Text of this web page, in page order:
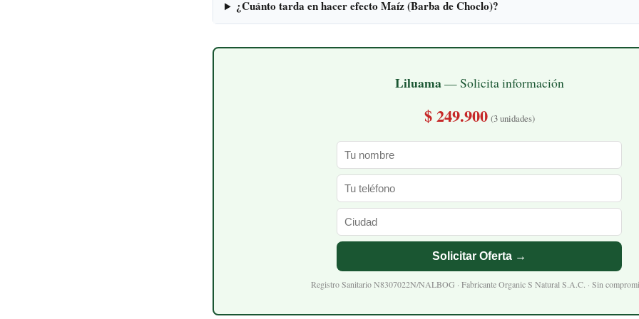
¿Cuánto tarda en hacer efecto Maíz (Barba de Choclo)?
Liluama— Solicita información
$ 249.900 (3 unidades)
Solicitar Oferta →
Registro Sanitario N8307022N/NALBOG · Fabricante Organic S Natural S.A.C. · Sin